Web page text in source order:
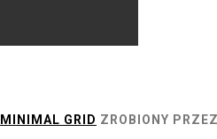
MINIMAL GRID ZROBIONY PRZEZ